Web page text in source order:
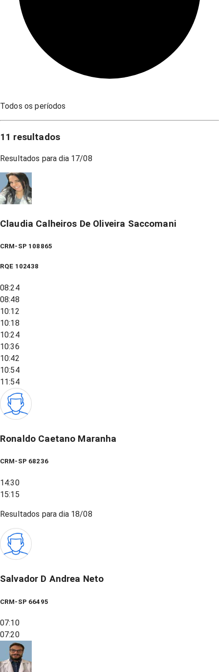
Todos os períodos
11 resultados
Resultados para dia 17/08
Claudia Calheiros De Oliveira Saccomani
CRM-SP 108865
RQE 102438
08:24
08:48
10:12
10:18
10:24
10:36
10:42
10:54
11:54
Ronaldo Caetano Maranha
CRM-SP 68236
14:30
15:15
Resultados para dia 18/08
Salvador D Andrea Neto
CRM-SP 66495
07:10
07:20